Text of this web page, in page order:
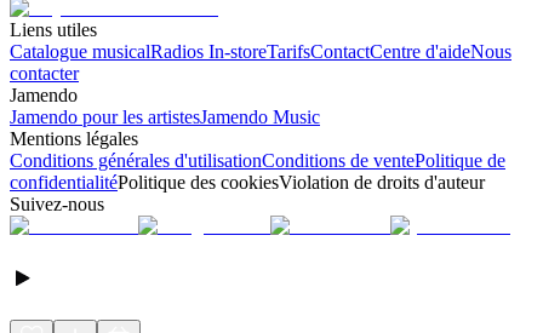
Liens utiles
Catalogue musicalRadios In-storeTarifsContactCentre d'aideNous
contacter
Jamendo
Jamendo pour les artistesJamendo Music
Mentions légales
Conditions générales d'utilisationConditions de ventePolitique de
confidentialitéPolitique des cookiesViolation de droits d'auteur
Suivez-nous